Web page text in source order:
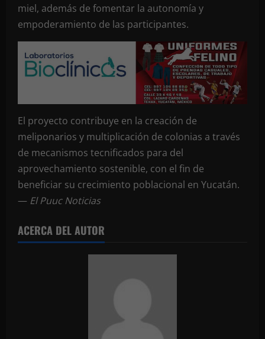
miel, además de fomentar la autonomía y
empoderamiento de las participantes.
El proyecto contribuye en la creación de
meliponarios y multiplicación de colonias a través
de mecanismos tecnificados para del
aprovechamiento sostenible, con el fin de
beneficiar su crecimiento poblacional en Yucatán.
— El Puuc Noticias
ACERCA DEL AUTOR